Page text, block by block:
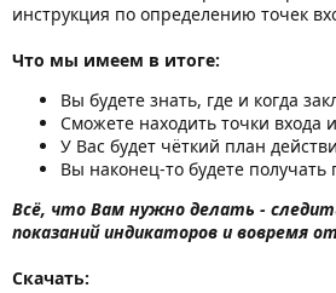
инструкция по определению точек
Что мы имеем в итоге:
Вы будете знать, где и когда
Сможете находить точки входа
У Вас будет чёткий план
Вы наконец-то будете получать
Всё, что Вам нужно делать -
показаний индикаторов и вовремя
Скачать: